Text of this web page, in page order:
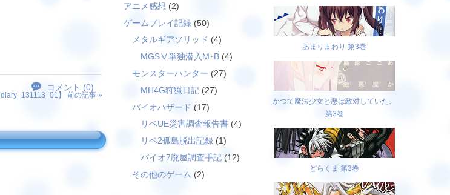
コメント (0)
diary_131113_01 】 前の記事 »
アニメ感想 (2)
ゲームプレイ記録 (50)
メタルギアソリッド (4)
MGSⅤ単独潜入M･B (4)
モンスターハンター (27)
MH4G狩猟日記 (27)
バイオハザード (17)
リベUE災害調査報告書 (4)
リベ2孤島脱出記録 (1)
バイオ7廃屋調査手記 (12)
その他のゲーム (2)
あまりまわり 第3巻
かつて魔法少女と悪は敵対していた。
第3巻
どらくま 第3巻